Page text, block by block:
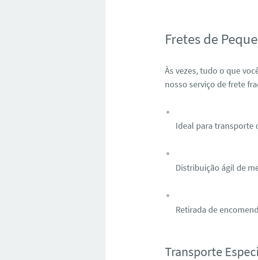
Fretes de
Às vezes, tudo o que
nosso serviço de frete
Ideal para transporte
Distribuição ágil de
Retirada de
Transporte